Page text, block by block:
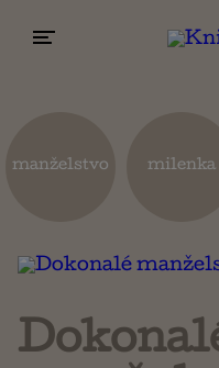
manželstvo milenka